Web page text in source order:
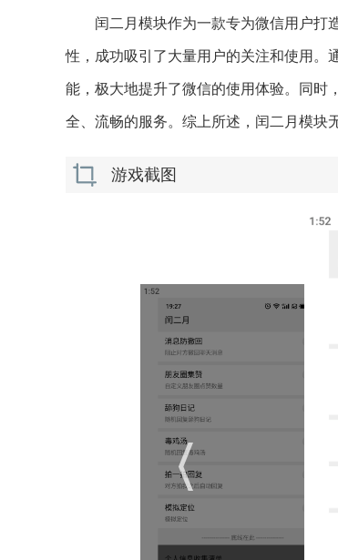
闰二月模块作为一款专为微信用户打
性，成功吸引了大量用户的关注和使用。
能，极大地提升了微信的使用体验。同时
全、流畅的服务。综上所述，闰二月模块
游戏截图